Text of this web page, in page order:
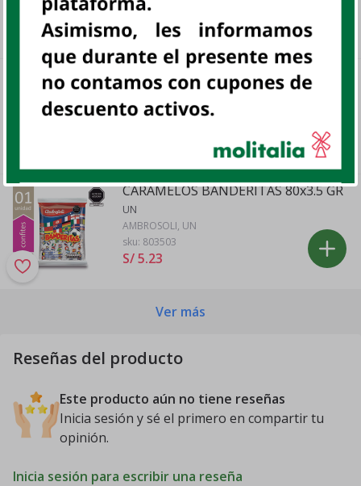
S/ 5.14
S/ 3 99
GRETEL CHOCOMENTA 16X6X32G
DP
sku: 802192
CARAMELOS BANDERITAS 80x3.5 GR
UN
AMBROSOLI, UN
sku: 803503
S/ 5.23
Ver más
Reseñas del producto
Este producto aún no tiene reseñas
Inicia sesión y sé el primero en compartir tu
opinión.
Inicia sesión para escribir una reseña